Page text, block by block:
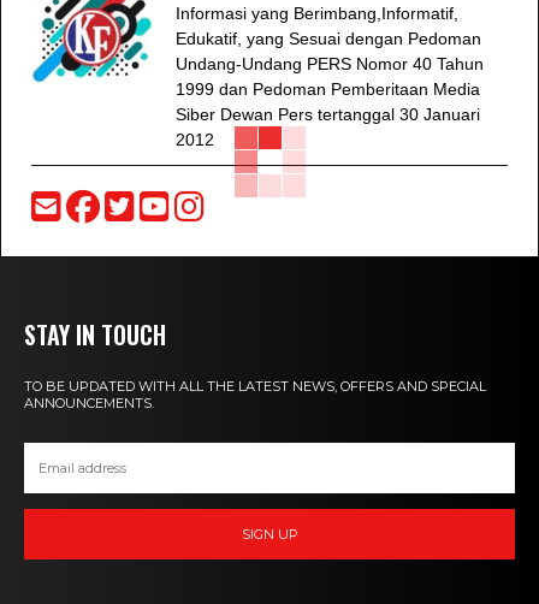
Informasi yang Berimbang,Informatif,
Edukatif, yang Sesuai dengan Pedoman
Undang-Undang PERS Nomor 40 Tahun
1999 dan Pedoman Pemberitaan Media
Siber Dewan Pers tertanggal 30 Januari
2012
STAY IN TOUCH
TO BE UPDATED WITH ALL THE LATEST NEWS, OFFERS AND SPECIAL
ANNOUNCEMENTS.
SIGN UP